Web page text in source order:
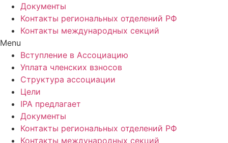
Документы
Контакты региональных отделений РФ
Контакты международных секций
Menu
Вступление в Ассоциацию
Уплата членских взносов
Структура ассоциации
Цели
IPA предлагает
Документы
Контакты региональных отделений РФ
Контакты международных секций